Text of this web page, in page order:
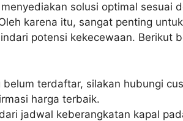
solusi optimal sesuai
karena itu, sangat penting
potensi kekecewaan. Berikut
terdaftar, silakan hubungi
harga terbaik.
jadwal keberangkatan kapal